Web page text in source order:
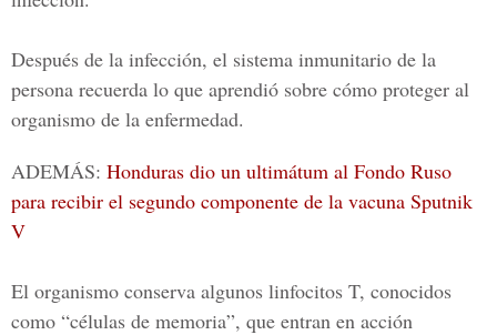
Después de la infección, el sistema inmunitario de la
persona recuerda lo que aprendió sobre cómo proteger al
organismo de la enfermedad.
ADEMÁS: Honduras dio un ultimátum al Fondo Ruso
para recibir el segundo componente de la vacuna Sputnik
V
El organismo conserva algunos linfocitos T, conocidos
como “células de memoria”, que entran en acción